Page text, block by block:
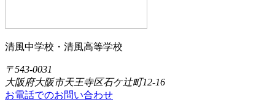
清風中学校・清風高等学校
〒543-0031
大阪府大阪市天王寺区石ケ辻町12-16
お電話でのお問い合わせ